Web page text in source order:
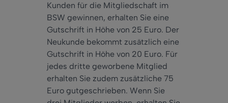
Kunden für die Mitgliedschaft im
BSW gewinnen, erhalten Sie eine
Gutschrift in Höhe von 25 Euro. Der
Neukunde bekommt zusätzlich eine
Gutschrift in Höhe von 20 Euro. Für
jedes dritte geworbene Mitglied
erhalten Sie zudem zusätzliche 75
Euro gutgeschrieben. Wenn Sie